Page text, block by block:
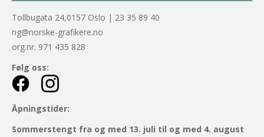
Tollbugata 24,0157 Oslo | 23 35 89 40
ng@norske-grafikere.no
org.nr. 971 435 828
Følg oss:
Åpningstider:
Sommerstengt fra og med 13. juli til og med 4. august